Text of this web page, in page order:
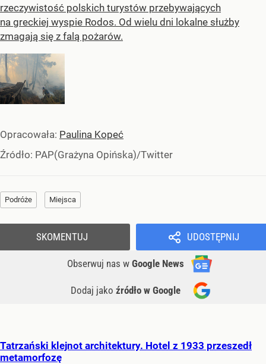
rzeczywistość polskich turystów przebywających
na greckiej wyspie Rodos. Od wielu dni lokalne służby
zmagają się z falą pożarów.
Opracowała: Paulina Kopeć
Źródło: PAP(Grażyna Opińska)/Twitter
Podróże Miejsca
UDOSTĘPNIJ
Obserwuj nas w Google News
Dodaj jako źródło w Google
SKOMENTUJ
Tatrzański klejnot architektury. Hotel z 1933 przeszedł
metamorfozę